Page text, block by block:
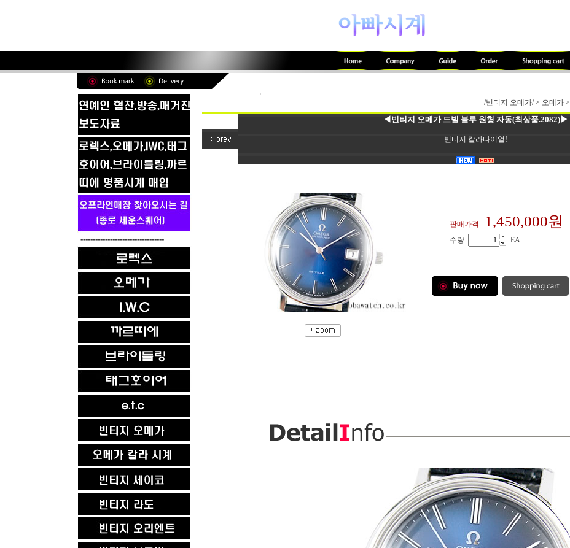
----------------------------------
/빈티지 오메가/ > 오메가 >
◀빈티지 오메가 드빌 블루 원형 자동(최상품.2082)▶
빈티지 칼라다이얼!
판매가격 : 1,450,000원
수량 EA